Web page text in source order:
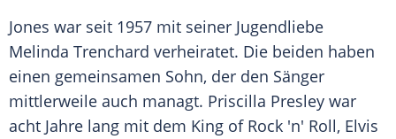
Jones war seit 1957 mit seiner Jugendliebe
Melinda Trenchard verheiratet. Die beiden haben
einen gemeinsamen Sohn, der den Sänger
mittlerweile auch managt. Priscilla Presley war
acht Jahre lang mit dem King of Rock 'n' Roll, Elvis